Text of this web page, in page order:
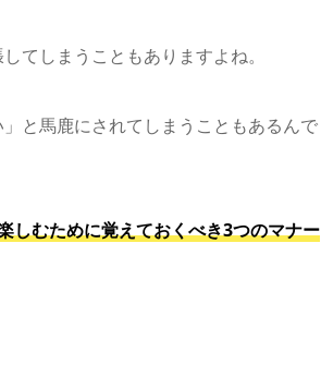
てしまうこともありますよね。
と馬鹿にされてしまうこともあるんで
しむために覚えておくべき3つのマナー